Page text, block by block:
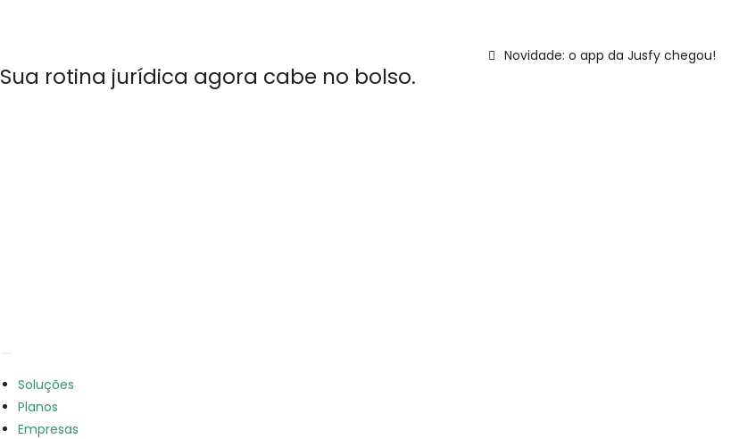
Novidade: o app da Jusfy chegou!
Sua rotina jurídica agora cabe no bolso.
Soluções
Planos
Empresas